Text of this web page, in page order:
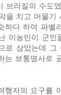
브라질의 수도
을 치고 머물기
하다 하여 파벨
이농민이 군인
로 삼았는데 그
는 보통명사로
행자의 요구를